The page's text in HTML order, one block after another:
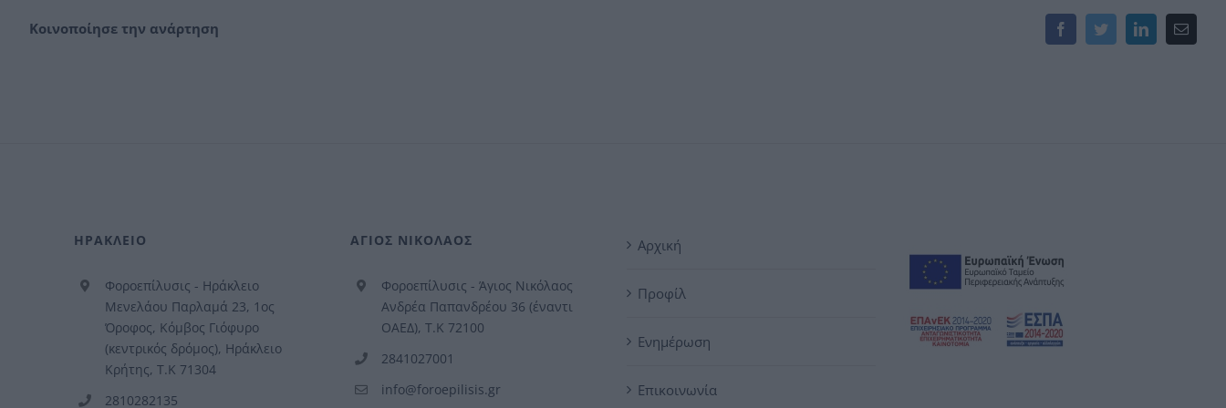
Κοινοποίησε την ανάρτηση FacebookTwitterLinkedInEmail
ΗΡΑΚΛΕΙΟ
Φοροεπίλυσις - Ηράκλειο
Μενελάου Παρλαμά 23, 1ος
Όροφος, Κόμβος Γιόφυρο
(κεντρικός δρόμος), Ηράκλειο
Κρήτης, Τ.Κ 71304
2810282135
ΑΓΙΟΣ ΝΙΚΟΛΑΟΣ
Φοροεπίλυσις - Άγιος Νικόλαος
Ανδρέα Παπανδρέου 36 (έναντι
ΟΑΕΔ), Τ.Κ 72100
2841027001
info@foroepilisis.gr
Αρχική
Προφίλ
Ενημέρωση
Επικοινωνία